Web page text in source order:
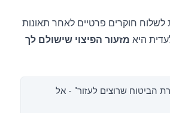
לשלוח חוקרים פרטיים לאחר תאונות
היא מזעור הפיצוי שישולם לך
הביטוח שרוצים לעזור" - אל